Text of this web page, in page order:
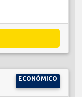
ECONÓMICO